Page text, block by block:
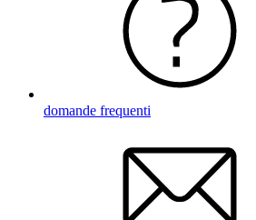
domande frequenti